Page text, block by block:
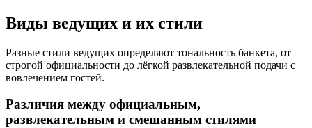
Виды ведущих и их стили
Разные стили ведущих определяют тональность банкета, от
строгой официальности до лёгкой развлекательной подачи с
вовлечением гостей.
Различия между официальным,
развлекательным и смешанным стилями